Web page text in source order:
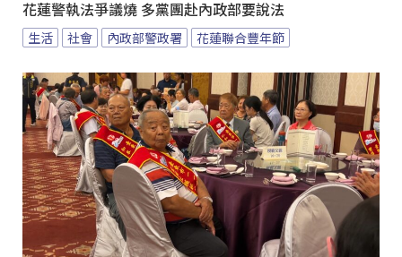
花蓮警執法爭議燒 多黨團赴內政部要說法
生活 社會 內政部警政署 花蓮聯合豐年節